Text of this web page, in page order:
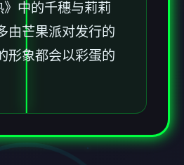
中的千穗与莉莉
由芒果派对发行的
形象都会以彩蛋的